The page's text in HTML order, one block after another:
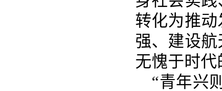
转化为推
强、建设
无愧于时
“青年兴